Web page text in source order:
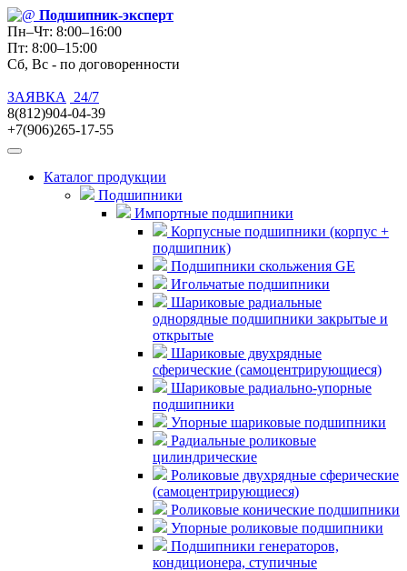
Подшипник-эксперт
Пн–Чт: 8:00–16:00
Пт: 8:00–15:00
Сб, Вс - по договоренности
ЗАЯВКА
24/7
8(812)904-04-39
+7(906)265-17-55
Каталог продукции
Подшипники
Импортные подшипники
Корпусные подшипники (корпус +
подшипник)
Подшипники скольжения GE
Игольчатые подшипники
Шариковые радиальные
однорядные подшипники закрытые и
открытые
Шариковые двухрядные
сферические (самоцентрирующиеся)
Шариковые радиально-упорные
подшипники
Упорные шариковые подшипники
Радиальные роликовые
цилиндрические
Роликовые двухрядные сферические
(самоцентрирующиеся)
Роликовые конические подшипники
Упорные роликовые подшипники
Подшипники генераторов,
кондиционера, ступичные